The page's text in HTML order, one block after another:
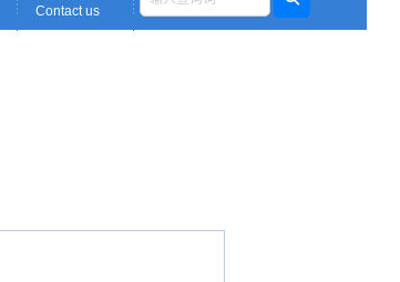
Contact us